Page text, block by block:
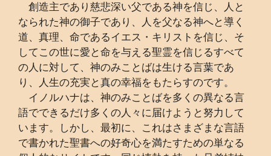
創造主であり慈悲深い父である神を信じ、人と
なられた神の御子であり、人を父なる神へと導く
道、真理、命であるイエス・キリストを信じ、そ
してこの世に愛と命を与える聖霊を信じるすべて
の人に対して、神のみことばは生ける言葉であ
り、人生の充実と真の幸福をもたらすのです。
イノルハナは、神のみことばを多くの異なる言
語でできるだけ多くの人々に届けようと努力して
います。しかし、最初に、これはさまざまな言語
で書かれた聖書への好奇心を満たすための単なる